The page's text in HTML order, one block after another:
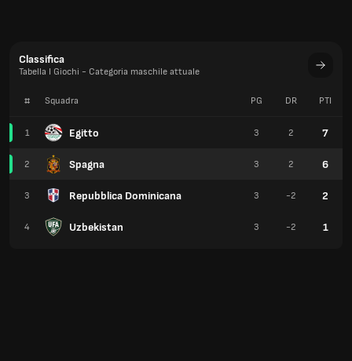
Classifica
Tabella I Giochi - Categoria maschile attuale
# Squadra
1 Egitto
2 Spagna
3 Repubblica Dominicana
4 Uzbekistan
PG DR PTI
3 2 7
3 2 6
3 -2 2
3 -2 1